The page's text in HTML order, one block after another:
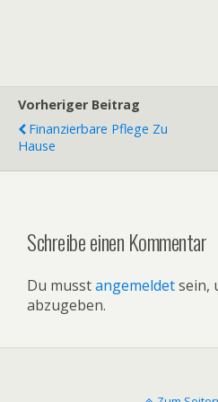
Vorheriger Beitrag
Finanzierbare Pflege Zu
Hause
Schreibe einen Kommentar
Du musstangemeldetsein,
abzugeben.